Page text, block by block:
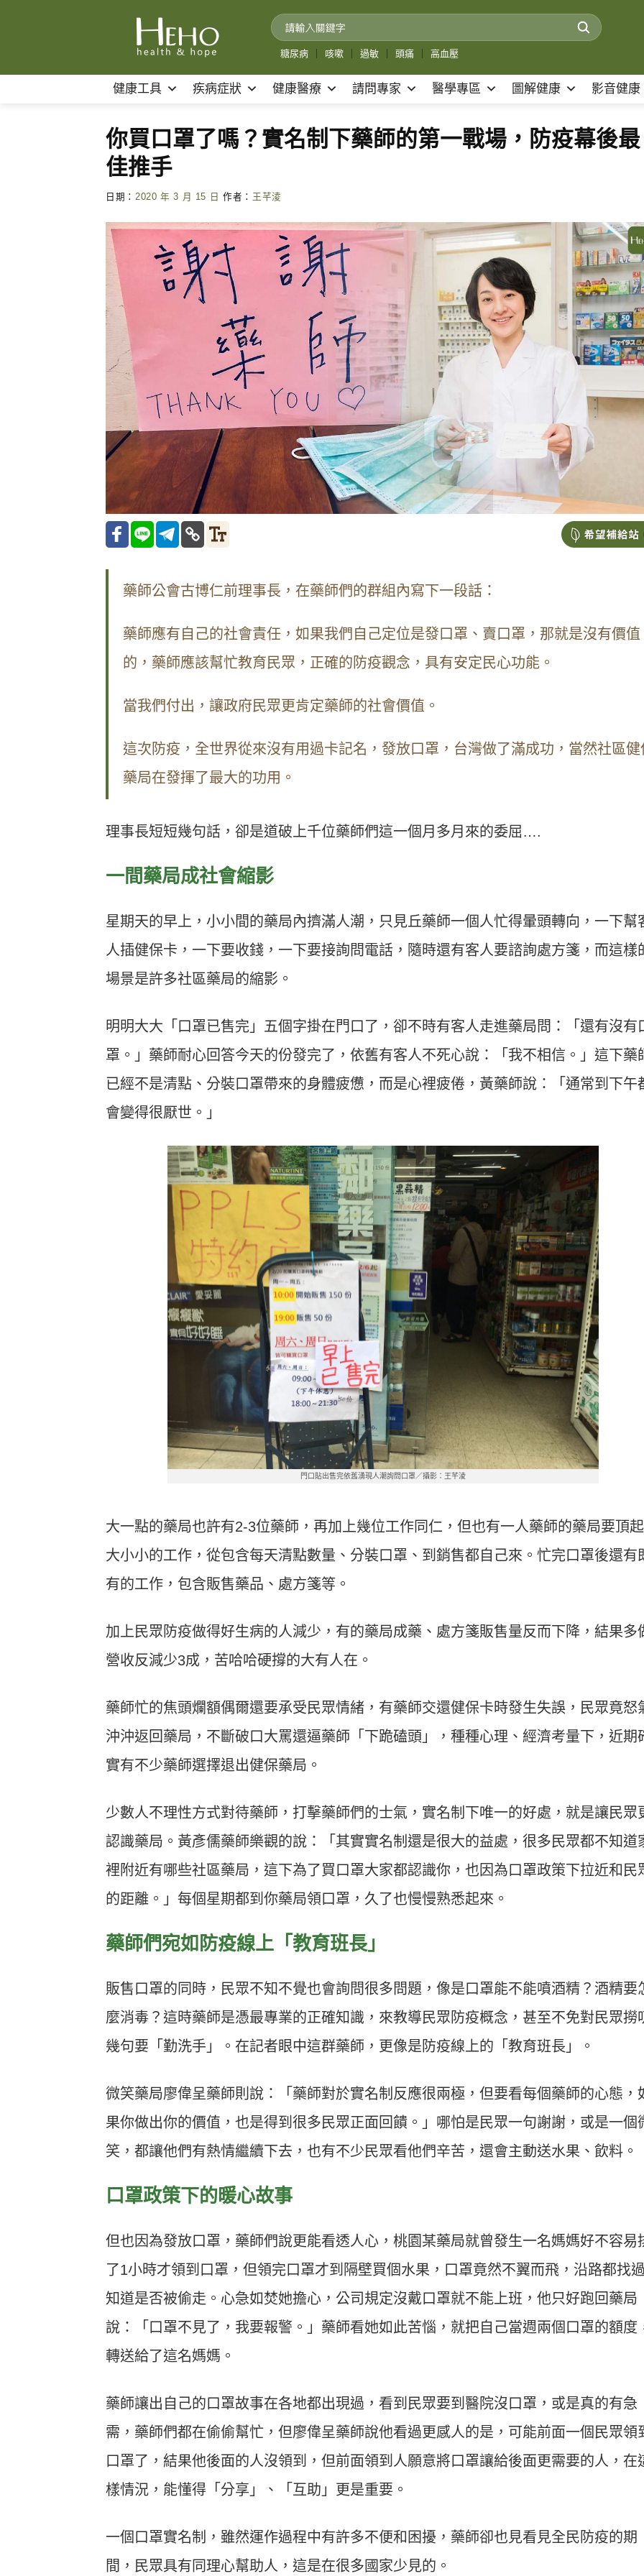
糖尿病 咳嗽 過敏 頭痛 高血壓
健康工具 疾病症狀 健康醫療 請問專家 醫學專區 圖解健康 影音健康
你買口罩了嗎？實名制下藥師的第一戰場，防疫幕後最
佳推手
日期： 2020 年 3 月 15 日 作者： 王芊淩
藥師公會古博仁前理事長，在藥師們的群組內寫下一段話：
藥師應有自己的社會責任，如果我們自己定位是發口罩、賣口罩，那就是沒有價值
的，藥師應該幫忙教育民眾，正確的防疫觀念，具有安定民心功能。
當我們付出，讓政府民眾更肯定藥師的社會價值。
這次防疫，全世界從來沒有用過卡記名，發放口罩，台灣做了滿成功，當然社區健
藥局在發揮了最大的功用。
理事長短短幾句話，卻是道破上千位藥師們這一個月多月來的委屈….
一間藥局成社會縮影
星期天的早上，小小間的藥局內擠滿人潮，只見丘藥師一個人忙得暈頭轉向，一下幫
人插健保卡，一下要收錢，一下要接詢問電話，隨時還有客人要諮詢處方箋，而這樣
場景是許多社區藥局的縮影。
明明大大「口罩已售完」五個字掛在門口了，卻不時有客人走進藥局問：「還有沒有
罩。」藥師耐心回答今天的份發完了，依舊有客人不死心說：「我不相信。」這下藥
已經不是清點、分裝口罩帶來的身體疲憊，而是心裡疲倦，黃藥師說：「通常到下午
會變得很厭世。」
門口貼出售完依舊湧現人潮詢問口罩／攝影：王芊淩
大一點的藥局也許有2-3位藥師，再加上幾位工作同仁，但也有一人藥師的藥局要頂
大小小的工作，從包含每天清點數量、分裝口罩、到銷售都自己來。忙完口罩後還有
有的工作，包含販售藥品、處方箋等。
加上民眾防疫做得好生病的人減少，有的藥局成藥、處方箋販售量反而下降，結果多
營收反減少3成，苦哈哈硬撐的大有人在。
藥師忙的焦頭爛額偶爾還要承受民眾情緒，有藥師交還健保卡時發生失誤，民眾竟怒
沖沖返回藥局，不斷破口大罵還逼藥師「下跪磕頭」，種種心理、經濟考量下，近期
實有不少藥師選擇退出健保藥局。
少數人不理性方式對待藥師，打擊藥師們的士氣，實名制下唯一的好處，就是讓民眾
認識藥局。黃彥儒藥師樂觀的說：「其實實名制還是很大的益處，很多民眾都不知道
裡附近有哪些社區藥局，這下為了買口罩大家都認識你，也因為口罩政策下拉近和民
的距離。」每個星期都到你藥局領口罩，久了也慢慢熟悉起來。
藥師們宛如防疫線上「教育班長」
販售口罩的同時，民眾不知不覺也會詢問很多問題，像是口罩能不能噴酒精？酒精要
麼消毒？這時藥師是憑最專業的正確知識，來教導民眾防疫概念，甚至不免對民眾撈
幾句要「勤洗手」。在記者眼中這群藥師，更像是防疫線上的「教育班長」。
微笑藥局廖偉呈藥師則說：「藥師對於實名制反應很兩極，但要看每個藥師的心態，
果你做出你的價值，也是得到很多民眾正面回饋。」哪怕是民眾一句謝謝，或是一個
笑，都讓他們有熱情繼續下去，也有不少民眾看他們辛苦，還會主動送水果、飲料。
口罩政策下的暖心故事
但也因為發放口罩，藥師們說更能看透人心，桃園某藥局就曾發生一名媽媽好不容易
了1小時才領到口罩，但領完口罩才到隔壁買個水果，口罩竟然不翼而飛，沿路都找
知道是否被偷走。心急如焚她擔心，公司規定沒戴口罩就不能上班，他只好跑回藥局
說：「口罩不見了，我要報警。」藥師看她如此苦惱，就把自己當週兩個口罩的額度
轉送給了這名媽媽。
藥師讓出自己的口罩故事在各地都出現過，看到民眾要到醫院沒口罩，或是真的有急
需，藥師們都在偷偷幫忙，但廖偉呈藥師說他看過更感人的是，可能前面一個民眾領
口罩了，結果他後面的人沒領到，但前面領到人願意將口罩讓給後面更需要的人，在
樣情況，能懂得「分享」、「互助」更是重要。
一個口罩實名制，雖然運作過程中有許多不便和困擾，藥師卻也見看見全民防疫的期
間，民眾具有同理心幫助人，這是在很多國家少見的。